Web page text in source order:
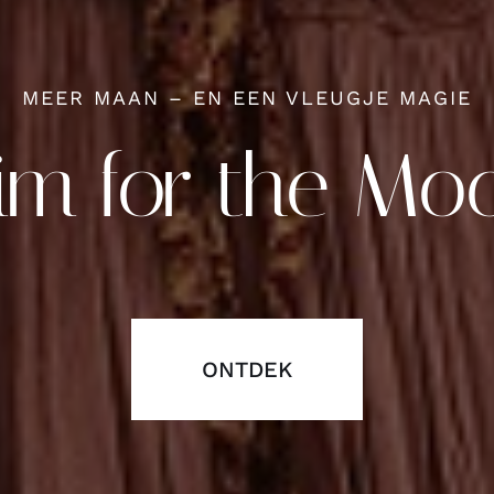
MEER MAAN – EN EEN VLEUGJE MAGIE
for the
ONTDEK